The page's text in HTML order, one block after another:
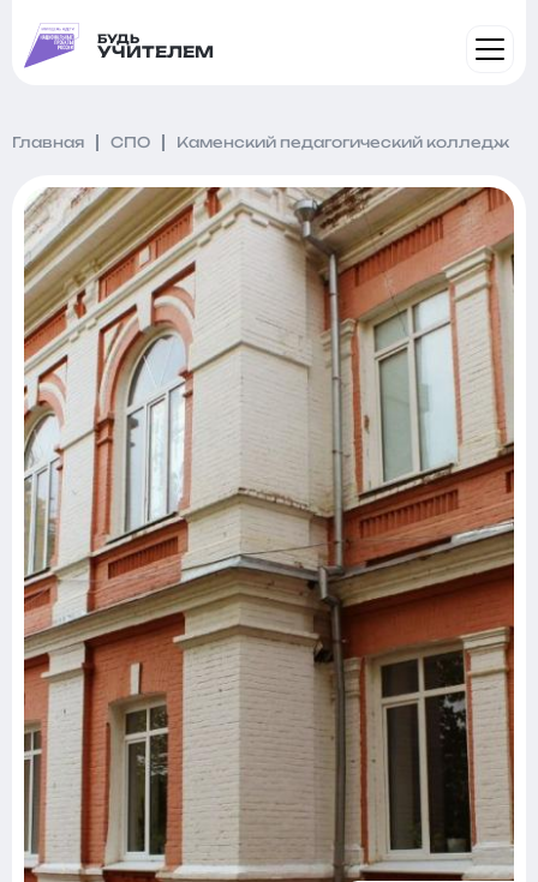
БУДЬ
УЧИТЕЛЕМ
Главная СПО Каменский педагогический колледж